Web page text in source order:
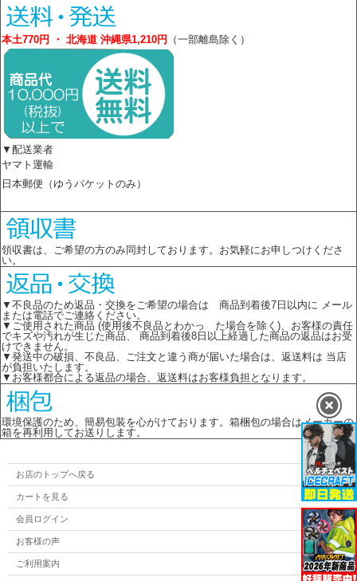
本土770円 ・ 北海道 沖縄県1,210円 （一部離島除く）
▼配送業者
ヤマト運輸
日本郵便（ゆうパケットのみ）
領収書は、ご希望の方のみ同封しております。お気軽にお申しつけくださ
い。
▼不良品のため返品・交換をご希望の場合は 商品到着後7日以内に メール
または電話でご連絡ください。
▼ご使用された商品 (使用後不良品とわかっ た場合を除く)、お客様の責任
でキズや汚れが生じた商品、 商品到着後8日以上経過した商品の返品はお受
けできません。
▼発送中の破損、不良品、ご注文と違う商が届いた場合は、返送料は 当店
が負担いたします。
▼お客様都合による返品の場合、返送料はお客様負担となります。
環境保護のため、簡易包装を心がけております。箱梱包の場合はメーカーの
箱を再利用してお送りします。
お店のトップへ戻る
カートを見る
会員ログイン
お客様の声
ご利用案内